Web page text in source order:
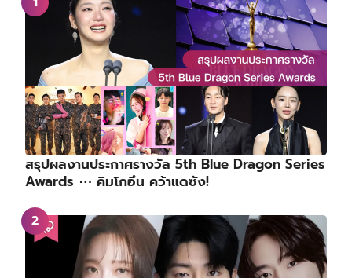
สรุปผลงานประกาศรางวัล 5th Blue Dragon Series
Awards ⋯ คิมโกอึน คว้าแดซัง!